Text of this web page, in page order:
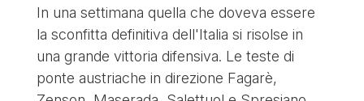
In una settimana quella che doveva essere
la sconfitta definitiva dell'Italia si risolse in
una grande vittoria difensiva. Le teste di
ponte austriache in direzione Fagarè,